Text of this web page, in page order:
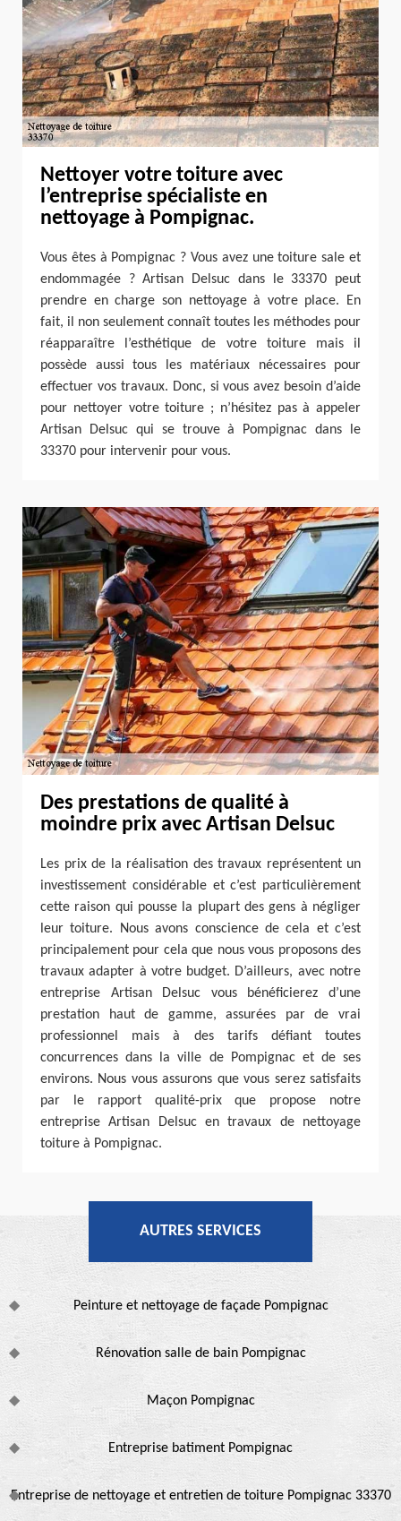
Nettoyer votre toiture avec
l’entreprise spécialiste en
nettoyage à Pompignac.
Vous êtes à Pompignac ? Vous avez une toiture sale et
endommagée ? Artisan Delsuc dans le 33370 peut
prendre en charge son nettoyage à votre place. En
fait, il non seulement connaît toutes les méthodes pour
réapparaître l’esthétique de votre toiture mais il
possède aussi tous les matériaux nécessaires pour
effectuer vos travaux. Donc, si vous avez besoin d’aide
pour nettoyer votre toiture ; n’hésitez pas à appeler
Artisan Delsuc qui se trouve à Pompignac dans le
33370 pour intervenir pour vous.
Des prestations de qualité à
moindre prix avec Artisan Delsuc
Les prix de la réalisation des travaux représentent un
investissement considérable et c’est particulièrement
cette raison qui pousse la plupart des gens à négliger
leur toiture. Nous avons conscience de cela et c’est
principalement pour cela que nous vous proposons des
travaux adapter à votre budget. D’ailleurs, avec notre
entreprise Artisan Delsuc vous bénéficierez d’une
prestation haut de gamme, assurées par de vrai
professionnel mais à des tarifs défiant toutes
concurrences dans la ville de Pompignac et de ses
environs. Nous vous assurons que vous serez satisfaits
par le rapport qualité-prix que propose notre
entreprise Artisan Delsuc en travaux de nettoyage
toiture à Pompignac.
AUTRES SERVICES
Peinture et nettoyage de façade Pompignac
Rénovation salle de bain Pompignac
Maçon Pompignac
Entreprise batiment Pompignac
Entreprise de nettoyage et entretien de toiture Pompignac 33370